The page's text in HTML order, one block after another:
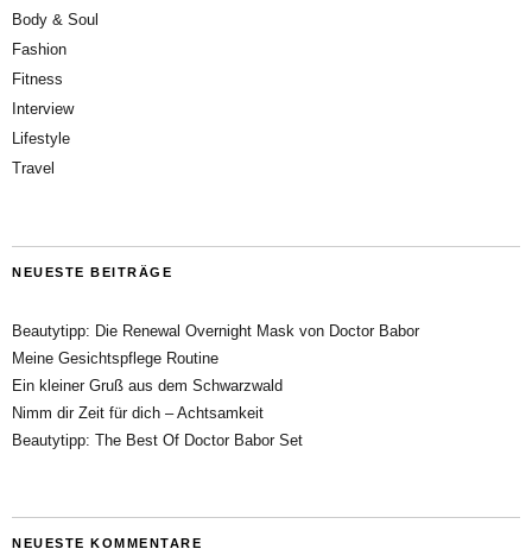
Body & Soul
Fashion
Fitness
Interview
Lifestyle
Travel
NEUESTE BEITRÄGE
Beautytipp: Die Renewal Overnight Mask von Doctor Babor
Meine Gesichtspflege Routine
Ein kleiner Gruß aus dem Schwarzwald
Nimm dir Zeit für dich – Achtsamkeit
Beautytipp: The Best Of Doctor Babor Set
NEUESTE KOMMENTARE